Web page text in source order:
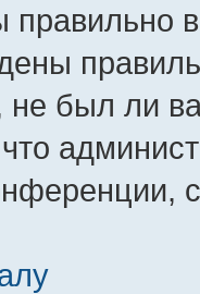
правильно
не был ли